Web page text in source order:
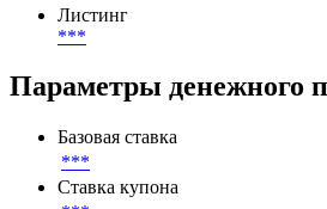
Листинг
***
Параметры денежного
Базовая ставка
***
Ставка купона